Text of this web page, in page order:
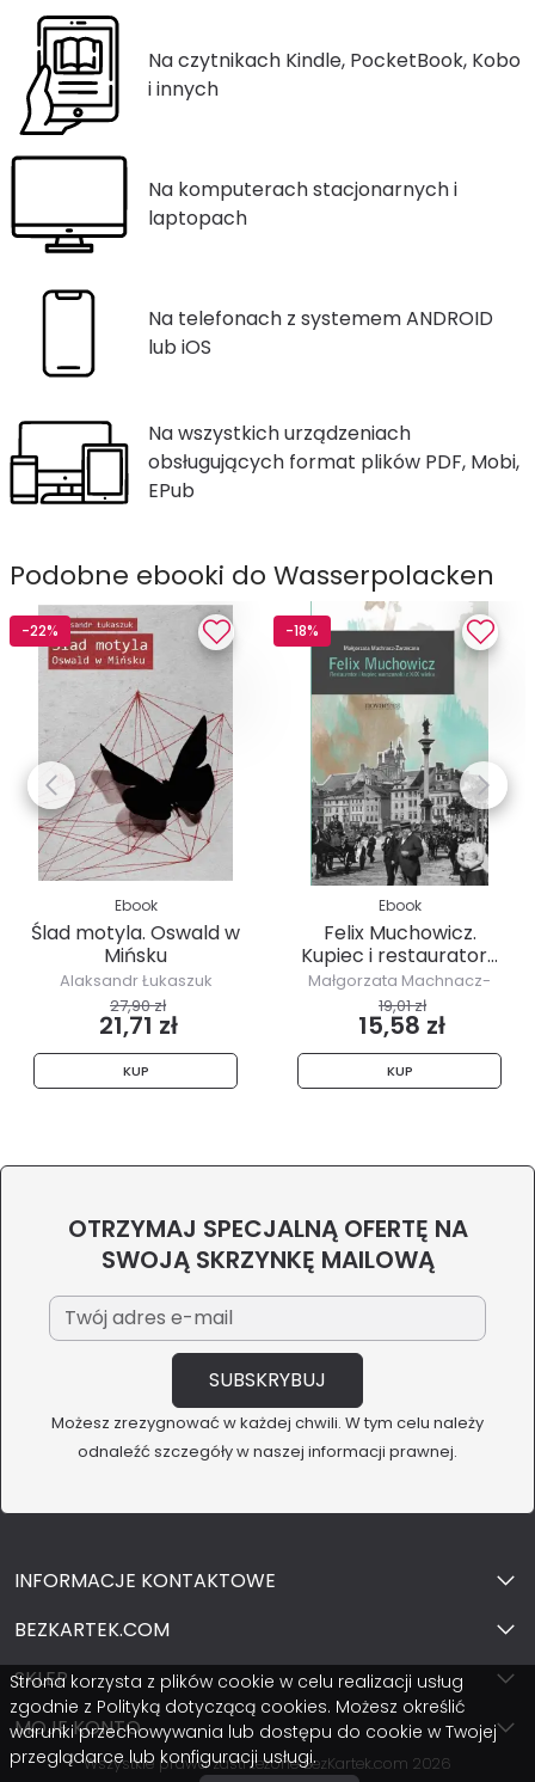
Na czytnikach Kindle, PocketBook, Kobo
i innych
Na komputerach stacjonarnych i
laptopach
Na telefonach z systemem ANDROID
lub iOS
Na wszystkich urządzeniach
obsługujących format plików PDF, Mobi,
EPub
Podobne ebooki do Wasserpolacken
-22%
Ebook
Ślad motyla. Oswald w
Mińsku
Alaksandr Łukaszuk
27,90 zł
21,71 zł
KUP
-18%
Ebook
Felix Muchowicz.
Kupiec i restaurator...
Małgorzata Machnacz-
Zarzeczna
19,01 zł
15,58 zł
KUP
OTRZYMAJ SPECJALNĄ OFERTĘ NA
SWOJĄ SKRZYNKĘ MAILOWĄ
Możesz zrezygnować w każdej chwili. W tym celu należy
odnaleźć szczegóły w naszej informacji prawnej.
INFORMACJE KONTAKTOWE
BEZKARTEK.COM
SKLEP
MOJE KONTO
Wszystkie prawa zastrzeżone BezKartek.com 2026
Strona korzysta z plików cookie w celu realizacji usług
zgodnie z Polityką dotyczącą cookies. Możesz określić
warunki przechowywania lub dostępu do cookie w Twojej
przeglądarce lub konfiguracji usługi.